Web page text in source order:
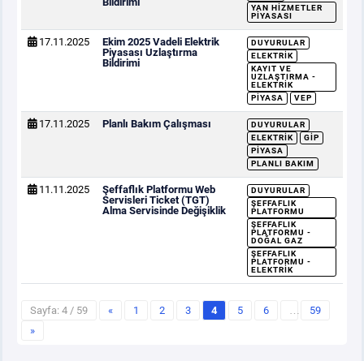
YAN HIZMETLER
PIYASASI
17.11.2025
Ekim 2025 Vadeli Elektrik
Piyasası Uzlaştırma
Bildirimi
DUYURULAR
ELEKTRIK
KAYIT VE
UZLAŞTIRMA -
ELEKTRIK
PIYASA
VEP
17.11.2025 Planlı Bakım Çalışması
DUYURULAR
ELEKTRIK
GİP
PIYASA
PLANLI BAKIM
11.11.2025
Şeffaflık Platformu Web
Servisleri Ticket (TGT)
Alma Servisinde Değişiklik
DUYURULAR
ŞEFFAFLIK
PLATFORMU
ŞEFFAFLIK
PLATFORMU -
DOĞAL GAZ
ŞEFFAFLIK
PLATFORMU -
ELEKTRIK
Sayfa: 4 / 59 « 1 2 3 4 5 6 …
59
»